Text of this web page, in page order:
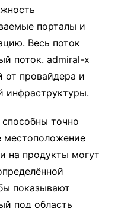
порталы и
Весь поток
поток. admiral-x
от провайдера и
инфраструктуры.
точно
местоположение
на продукты могут
показывают
под область